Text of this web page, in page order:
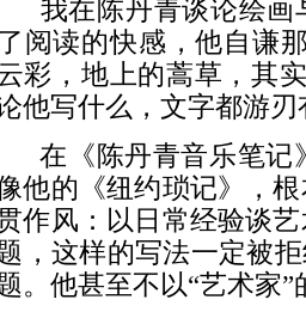
在陈丹青谈论绘画与
阅读的快感，他自谦
彩，地上的蒿草，其
他写什么，文字都游刃
《陈丹青音乐笔记》
他的《纽约琐记》，
作风：以日常经验谈
，这样的写法一定被
。他甚至不以“艺术家